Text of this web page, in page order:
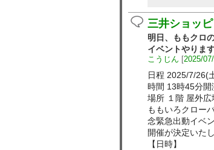
三井ショッ
明日、ももクロ
イベントやります
こうじん [2025/
日程 2025/7/26(
時間 13時45分開
場所 １階 屋外広
ももいろクロー
念緊急出動イベ
開催が決定いた
【日時】